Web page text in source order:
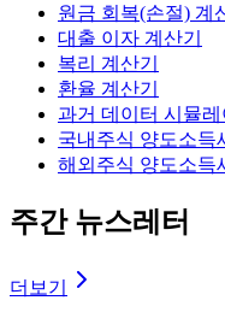
원금 회복(손절) 계
대출 이자 계산기
복리 계산기
환율 계산기
과거 데이터 시뮬레
국내주식 양도소득
해외주식 양도소득
주간 뉴스레터
더보기